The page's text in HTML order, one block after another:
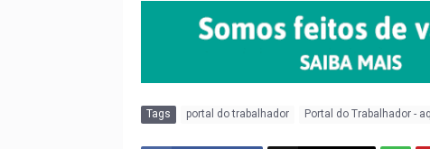
Tags portal do trabalhador Portal do Trabalhador -